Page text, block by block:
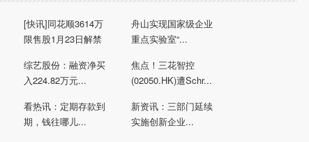
[快讯]同花顺3614万
限售股1月23日解禁
舟山实现国家级企业
重点实验室“...
综艺股份：融资净买
入224.82万元...
焦点！三花智控
(02050.HK)遭Schr...
看热讯：定期存款到
期，钱往哪儿...
新资讯：三部门延续
实施创新企业...